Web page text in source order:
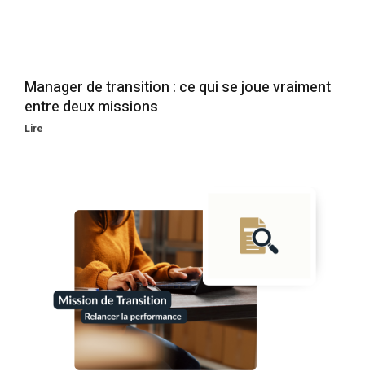
Manager de transition : ce qui se joue vraiment
entre deux missions
Lire